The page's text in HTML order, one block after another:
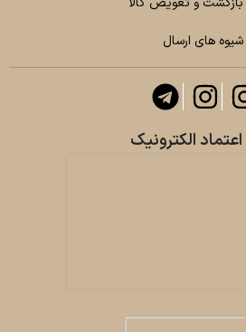
شیوه های ارسال
الکترونیک